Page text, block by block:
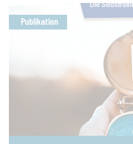
Publikation